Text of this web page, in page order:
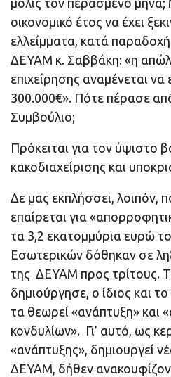
οικονομικό έτος να έχει
ελλείμματα, κατά
ΔΕΥΑΜ κ. Σαββάκη: «η
επιχείρησης αναμένεται να
300.000€». Πότε πέρασε
Συμβούλιο;
Πρόκειται για τον ύψιστο
κακοδιαχείρισης και
Δε μας εκπλήσσει, λοιπόν,
επαίρεται για
τα 3,2 εκατομμύρια ευρώ
Εσωτερικών δόθηκαν σε
της ΔΕΥΑΜ προς τρίτους.
δημιούργησε, ο ίδιος και το
τα θεωρεί «ανάπτυξη» και
κονδυλίων». Γι’ αυτό, ως
«ανάπτυξης», δημιουργεί
ΔΕΥΑΜ, δήθεν